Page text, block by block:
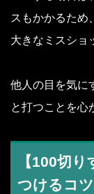
スもかかるため
大きなミスショ
他人の目を気に
と打つことを心
【100切
つけるコ